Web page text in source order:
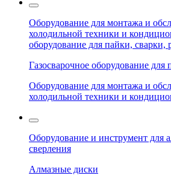
Оборудование для монтажа и
холодильной техники и
оборудование для пайки, сварки,
Газосварочное оборудование для
Оборудование для монтажа и
холодильной техники и
Оборудование и инструмент для
сверления
Алмазные диски